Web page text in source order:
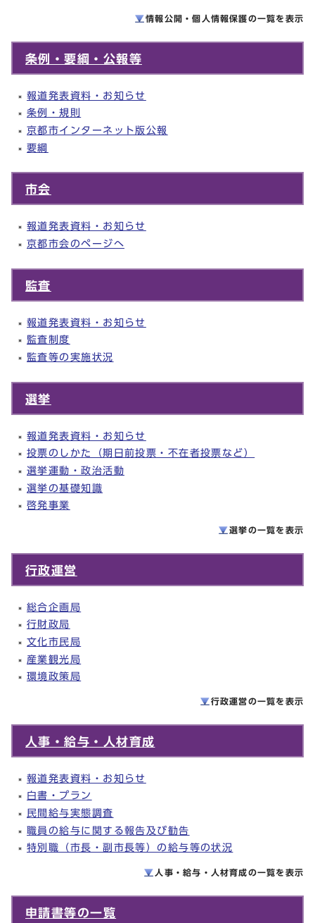
情報公開・個人情報保護の一覧を 表示
条例・要綱・公報等
報道発表資料・お知らせ
条例・規則
京都市インターネット版公報
要綱
市会
報道発表資料・お知らせ
京都市会のページへ
監査
報道発表資料・お知らせ
監査制度
監査等の実施状況
選挙
報道発表資料・お知らせ
投票のしかた（期日前投票・不在者投票など）
選挙運動・政治活動
選挙の基礎知識
啓発事業
選挙の一覧を 表示
行政運営
総合企画局
行財政局
文化市民局
産業観光局
環境政策局
行政運営の一覧を 表示
人事・給与・人材育成
報道発表資料・お知らせ
白書・プラン
民間給与実態調査
職員の給与に関する報告及び勧告
特別職（市長・副市長等）の給与等の状況
人事・給与・人材育成の一覧を 表示
申請書等の一覧